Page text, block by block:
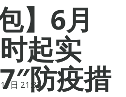
】6月
起实
防疫措
日 21:33